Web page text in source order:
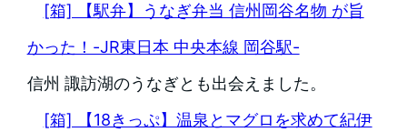
[箱] 【駅弁】うなぎ弁当 信州岡谷名物 が旨
かった！-JR東日本 中央本線 岡谷駅-
信州 諏訪湖のうなぎとも出会えました。
[箱] 【18きっぷ】温泉とマグロを求めて紀伊